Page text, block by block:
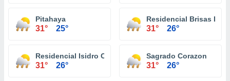
Pitahaya
31° 25°
Residencial Brisas De
31° 26°
Residencial Isidro Cora
31° 26°
Sagrado Corazon
31° 26°